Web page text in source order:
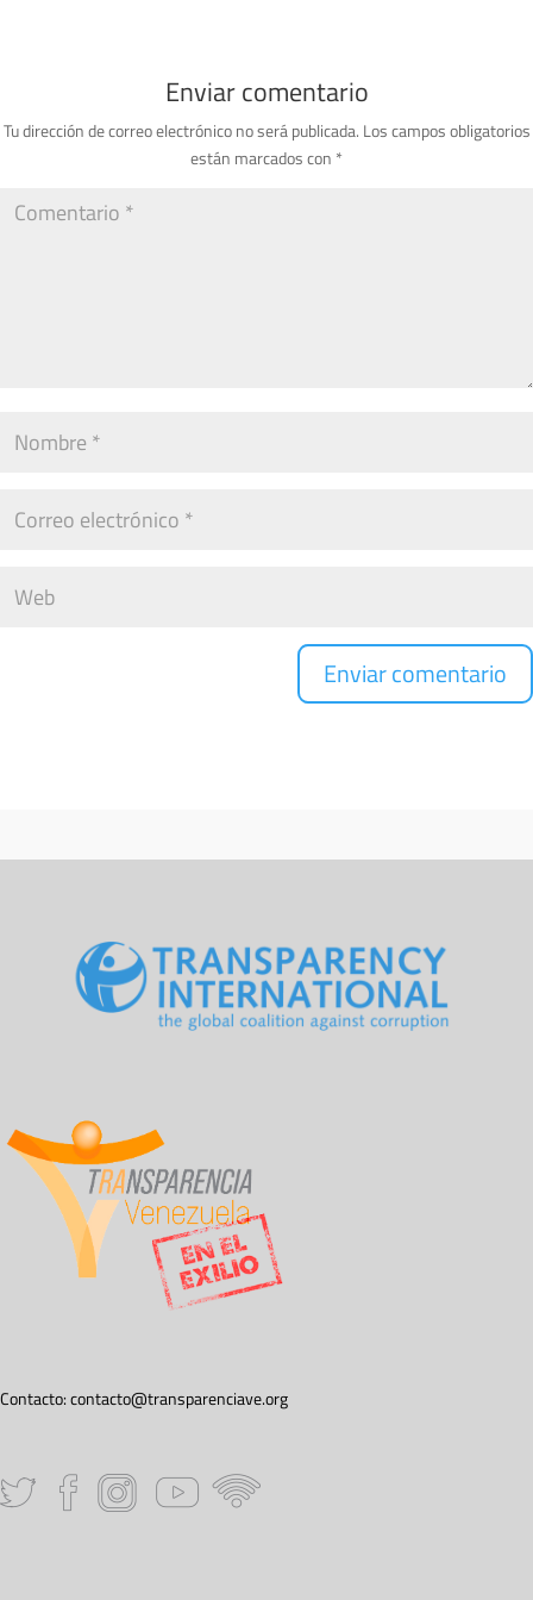
Enviar comentario
Tu dirección de correo electrónico no será publicada. Los campos obligatorios
están marcados con *
Contacto:contacto@transparenciave.org